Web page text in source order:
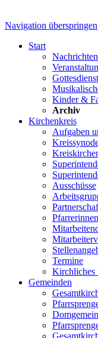
Navigation überspringen
Start
Nachrichten
Kinder &
Archiv
Kirchenkreis
Aufgaben
Ausschüsse
Termine
Kirchliches
Gemeinden